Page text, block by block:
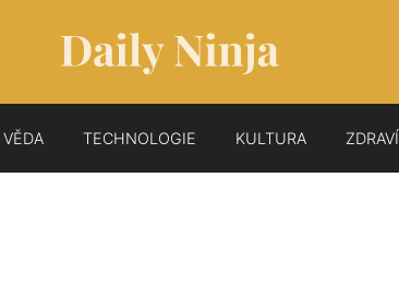
VĚDA TECHNOLOGIE KULTURA ZDRAVÍ